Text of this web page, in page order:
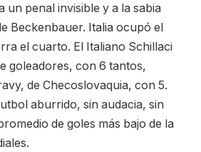
un penal invisible y a la sabia
Beckenbauer. Italia ocupó el
el cuarto. El Italiano Schillaci
goleadores, con 6 tantos,
de Checoslovaquia, con 5.
aburrido, sin audacia, sin
de goles más bajo de la